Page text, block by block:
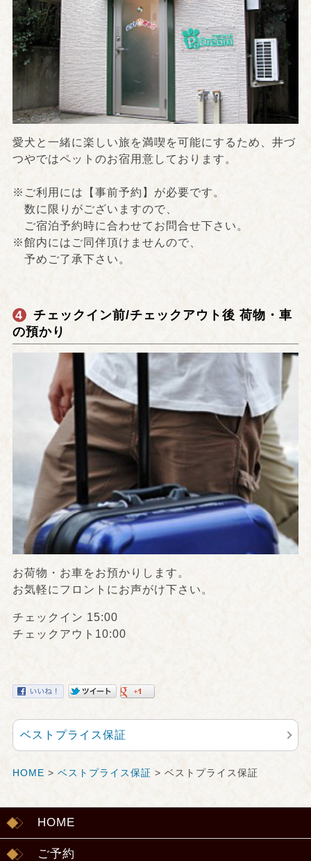
愛犬と一緒に楽しい旅を満喫を可能にするため、井づ
つやではペットのお宿用意しております。
※ご利用には【事前予約】が必要です。
数に限りがございますので、
ご宿泊予約時に合わせてお問合せ下さい。
※館内にはご同伴頂けませんので、
予めご了承下さい。
4
チェックイン前/チェックアウト後 荷物・車
の預かり
お荷物・お車をお預かりします。
お気軽にフロントにお声がけ下さい。
チェックイン 15:00
チェックアウト10:00
ベストプライス保証
HOME > ベストプライス保証 > ベストプライス保証
HOME
ご予約